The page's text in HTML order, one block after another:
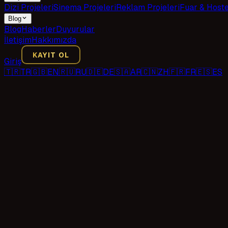
Dizi ProjeleriSinema ProjeleriReklam ProjeleriFuar &
Blog
BlogHaberlerDuyurular
İletişimHakkımızda
Giriş
KAYIT OL
🇹🇷TR🇬🇧EN🇷🇺RU🇩🇪DE🇸🇦AR🇨🇳ZH🇫🇷FR🇪🇸ES